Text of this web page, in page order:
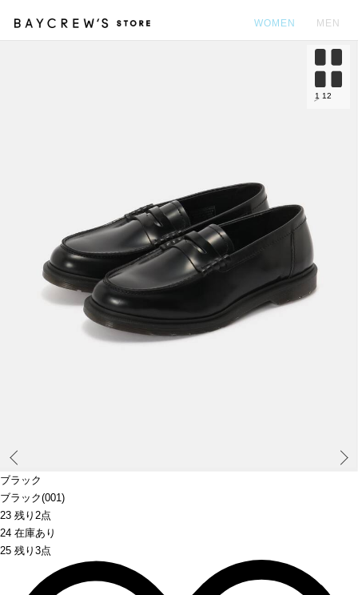
WOMEN MEN
ブラック
ブラック(001)
23 残り2点
24 在庫あり
25 残り3点
1 12